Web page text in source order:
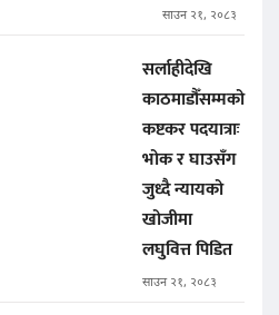
साउन २१, २०८३
सर्लाहीदेखि
काठमाडौँसम्मको
कष्टकर पदयात्राः
भोक र घाउसँग
जुध्दै न्यायको
खोजीमा
लघुवित्त पिडित
साउन २१, २०८३